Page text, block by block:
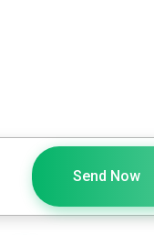
Send Now